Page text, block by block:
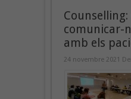
comunicar-
amb els
24 novembre 2021